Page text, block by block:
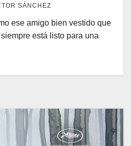
SÁNCHEZ
ese amigo bien vestido que
está listo para una